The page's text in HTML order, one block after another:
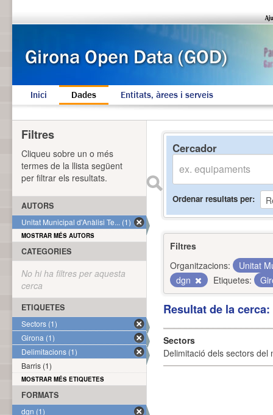
Inici Dades Entitats, àrees i serveis
Cercador
Ordenar resultats per
Filtres
Organitzacions:
Unitat
dgn
Etiquetes:
Resultat de la
Sectors
Delimitació dels sectors del
Filtres
Cliqueu sobre un o més
termes de la llista següent
per filtrar els resultats.
AUTORS
Unitat Municipal d'Anàlisi Te... (1)
MOSTRAR MÉS AUTORS
CATEGORIES
No hi ha filtres per aquesta
cerca
ETIQUETES
Sectors (1)
Girona (1)
Delimitacions (1)
Barris (1)
MOSTRAR MÉS ETIQUETES
FORMATS
dgn (1)